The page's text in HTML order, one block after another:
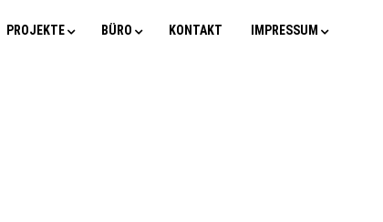
PROJEKTE BÜRO KONTAKT IMPRESSUM